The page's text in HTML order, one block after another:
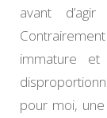
avant
immature
pour moi,